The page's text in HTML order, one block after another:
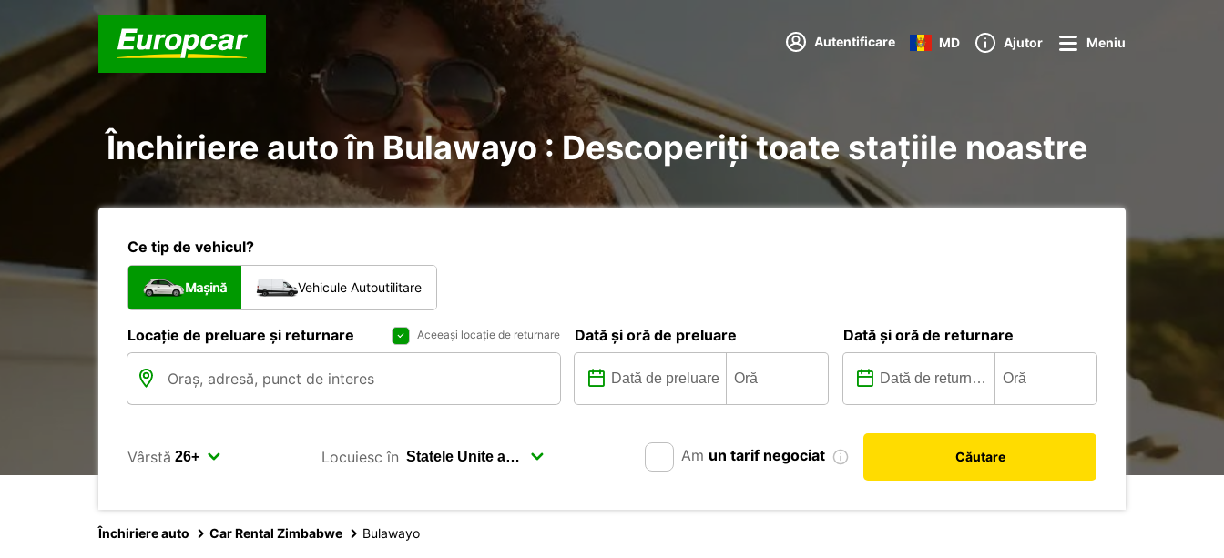
Autentificare MD Ajutor Meniu
Închiriere auto în Bulawayo : Descoperiți toate stațiile noastre
Ce tip de vehicul?
Mașină Vehicule Autoutilitare
Locație de preluare și returnare Aceeași locație de returnare Dată și oră de preluare Dată și oră de returnare
Vârstă Locuiesc în Am un tarif negociat Căutare
Închiriere auto Car Rental Zimbabwe Bulawayo